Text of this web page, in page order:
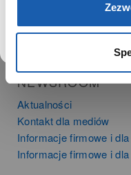
Salony muzyczne Riff
NEWSROOM
Aktualności
Kontakt dla mediów
Informacje firmowe i
Informacje firmowe i